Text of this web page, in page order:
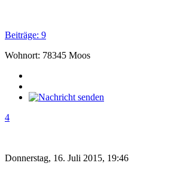
Beiträge: 9
Wohnort: 78345 Moos
4
Donnerstag, 16. Juli 2015, 19:46